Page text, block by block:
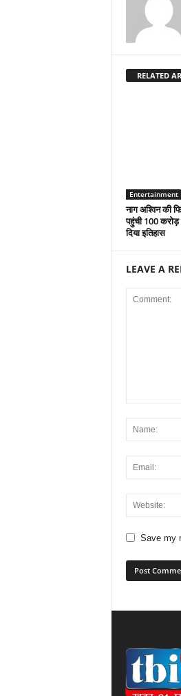
RELATED
Entertainment
नाग अश्विन की
पहुंची 100
दिया इतिहास
LEAVE A
Save my